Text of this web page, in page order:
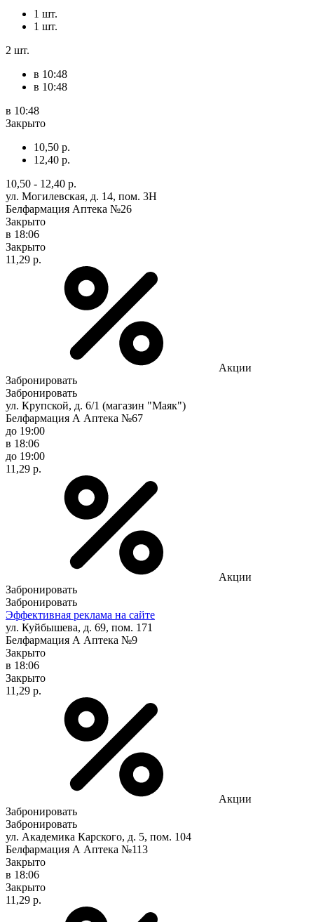
1 шт.
1 шт.
2 шт.
в 10:48
в 10:48
в 10:48
Закрыто
10,50 р.
12,40 р.
10,50 - 12,40 р.
ул. Могилевская, д. 14, пом. 3Н
Белфармация Аптека №26
Закрыто
в 18:06
Закрыто
11,29 р.
Акции
Забронировать
Забронировать
ул. Крупской, д. 6/1 (магазин "Маяк")
Белфармация А Аптека №67
до 19:00
в 18:06
до 19:00
11,29 р.
Акции
Забронировать
Забронировать
Эффективная реклама на сайте
ул. Куйбышева, д. 69, пом. 171
Белфармация А Аптека №9
Закрыто
в 18:06
Закрыто
11,29 р.
Акции
Забронировать
Забронировать
ул. Академика Карского, д. 5, пом. 104
Белфармация А Аптека №113
Закрыто
в 18:06
Закрыто
11,29 р.